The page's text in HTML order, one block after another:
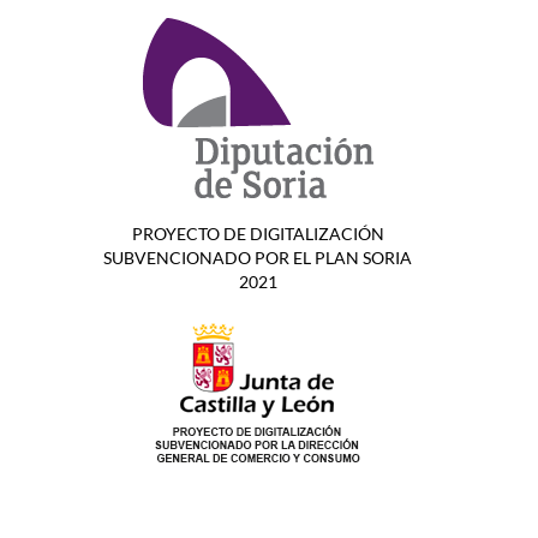
PROYECTO DE DIGITALIZACIÓN
SUBVENCIONADO POR EL PLAN SORIA
2021